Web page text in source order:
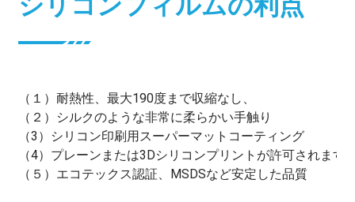
（１）耐熱性、最大190度まで収縮なし、
（２）シルクのような非常に柔らかい手触り
（3）シリコン印刷用スーパーマットコーティング
（4）プレーンまたは3Dシリコンプリントが許可されます
（５）エコテックス認証、MSDSなど安定した品質